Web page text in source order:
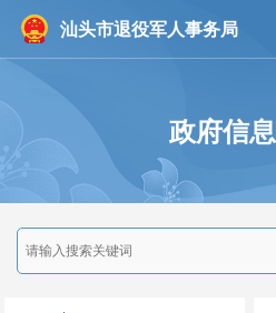
汕头市退役军人事务局
政府信